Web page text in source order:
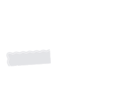
S'abonner